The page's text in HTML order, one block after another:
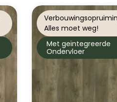
Alles moet weg!
Met geïntegreerde
Ondervloer